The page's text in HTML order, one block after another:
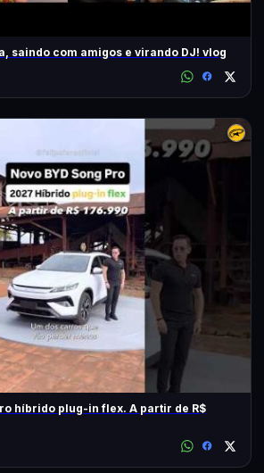
saindo com amigos e virando DJ! vlog
híbrido plug-in flex. A partir de R$